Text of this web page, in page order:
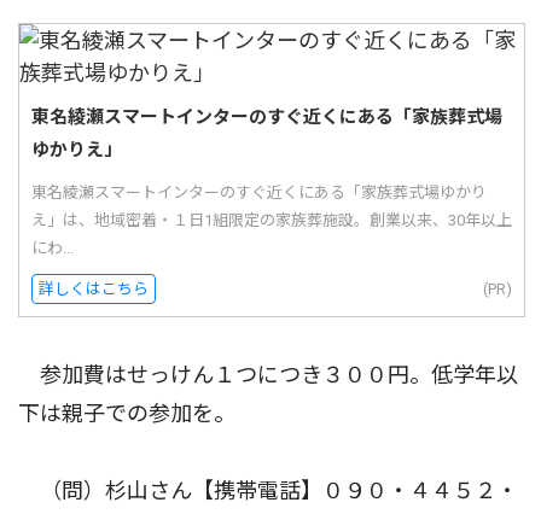
東名綾瀬スマートインターのすぐ近くにある「家族葬式場
ゆかりえ」
東名綾瀬スマートインターのすぐ近くにある「家族葬式場ゆかり
え」は、地域密着・１日1組限定の家族葬施設。創業以来、30年以上
にわ...
詳しくはこちら (PR)
参加費はせっけん１つにつき３００円。低学年以
下は親子での参加を。
（問）杉山さん【携帯電話】０９０・４４５２・